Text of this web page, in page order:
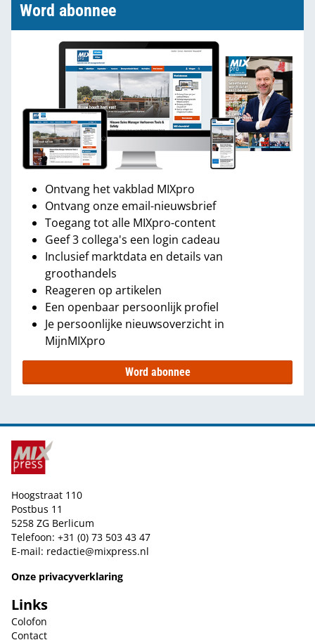
Word abonnee
Ontvang het vakblad MIXpro
Ontvang onze email-nieuwsbrief
Toegang tot alle MIXpro-content
Geef 3 collega's een login cadeau
Inclusief marktdata en details van
groothandels
Reageren op artikelen
Een openbaar persoonlijk profiel
Je persoonlijke nieuwsoverzicht in
MijnMIXpro
Word abonnee
Hoogstraat 110
Postbus 11
5258 ZG Berlicum
Telefoon: +31 (0) 73 503 43 47
E-mail: redactie@mixpress.nl
Onze privacyverklaring
Links
Colofon
Contact